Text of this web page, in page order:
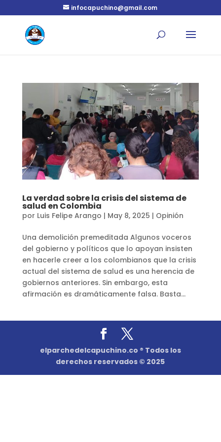
infocapuchino@gmail.com
La verdad sobre la crisis del sistema de
salud en Colombia
por Luis Felipe Arango | May 8, 2025 | Opinión
Una demolición premeditada Algunos voceros
del gobierno y políticos que lo apoyan insisten
en hacerle creer a los colombianos que la crisis
actual del sistema de salud es una herencia de
gobiernos anteriores. Sin embargo, esta
afirmación es dramáticamente falsa. Basta...
elparchedelcapuchino.co ® Todos los
derechos reservados © 2025